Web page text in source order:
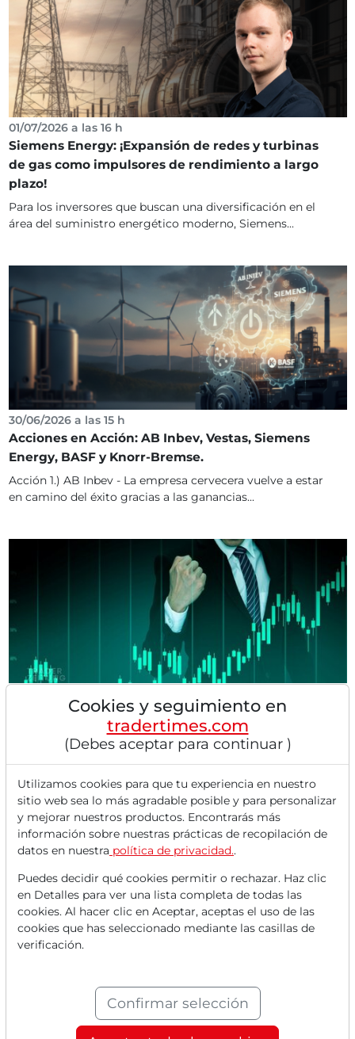
01/07/2026 a las 16 h
Siemens Energy: ¡Expansión de redes y turbinas
de gas como impulsores de rendimiento a largo
plazo!
Para los inversores que buscan una diversificación en el
área del suministro energético moderno, Siemens...
30/06/2026 a las 15 h
Acciones en Acción: AB Inbev, Vestas, Siemens
Energy, BASF y Knorr-Bremse.
Acción 1.) AB Inbev - La empresa cervecera vuelve a estar
en camino del éxito gracias a las ganancias...
LOS 5 MEJORES PRECIOS OBJETIVO DE LOS
ANALISTAS A 30.06.26
Siemens Energy [DE000ENER6Y0] Bank of America
Alegres indicaciones de EE. UU. impulsan al DAX
significativamente - Siemens Energy tras
elevaciones de objetivos de precios de Jefferies y
Cookies y seguimiento en
tradertimes.com
(Debes aceptar para continuar )
Utilizamos cookies para que tu experiencia en nuestro
sitio web sea lo más agradable posible y para personalizar
y mejorar nuestros productos. Encontrarás más
información sobre nuestras prácticas de recopilación de
datos en nuestra política de privacidad..
Puedes decidir qué cookies permitir o rechazar. Haz clic
en Detalles para ver una lista completa de todas las
cookies. Al hacer clic en Aceptar, aceptas el uso de las
cookies que has seleccionado mediante las casillas de
verificación.
Confirmar selección